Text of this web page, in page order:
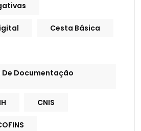
Cesta Básica
Documentação
CNIS